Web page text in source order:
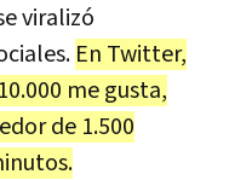
viralizó
En Twitter,
me gusta,
de 1.500